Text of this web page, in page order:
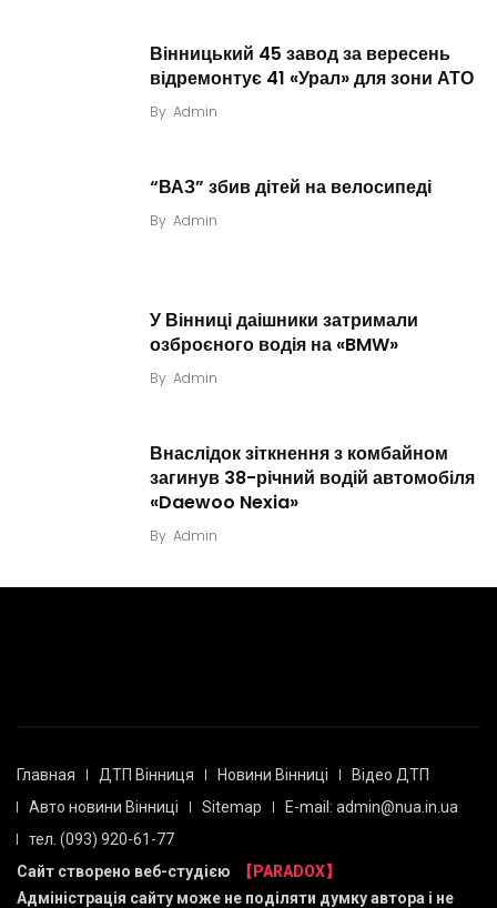
Вінницький 45 завод за вересень
відремонтує 41 «Урал» для зони АТО
By Admin
“ВАЗ” збив дітей на велосипеді
By Admin
У Вінниці даішники затримали
озброєного водія на «BMW»
By Admin
Внаслідок зіткнення з комбайном
загинув 38-річний водій автомобіля
«Daewoo Nexia»
By Admin
Главная ДТП Вінниця Новини Вінниці
Відео ДТП
Авто новини Вінниці
Sitemap
E-mail: admin@nua.in.ua
тел. (093) 920-61-77
Сайт створено веб-студією
【PARADOX】
Адміністрація сайту може не поділяти думку автора і не